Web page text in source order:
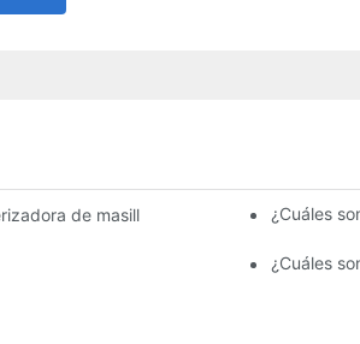
de masilla la velocidad y la calidad
¿Cuáles
pulverización automática a mejorar la
¿Cuáles